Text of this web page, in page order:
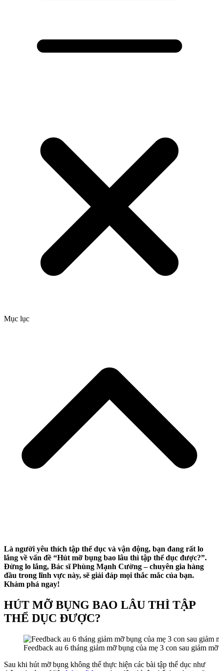
Mục lục
Là người yêu thích tập thể dục và vận động, bạn đang rất lo
lắng về vấn đề “Hút mỡ bụng bao lâu thì tập thể dục được?”.
Đừng lo lắng, Bác sĩ Phùng Mạnh Cường – chuyên gia hàng
đầu trong lĩnh vực này, sẽ giải đáp mọi thắc mắc của bạn.
Khám phá ngay!
HÚT MỠ BỤNG BAO LÂU THÌ TẬP
THỂ DỤC ĐƯỢC?
Feedback au 6 tháng giảm mỡ bụng của mẹ 3 con sau giảm
Sau khi hút mỡ bụng không thể thực hiện các bài tập thể dục như